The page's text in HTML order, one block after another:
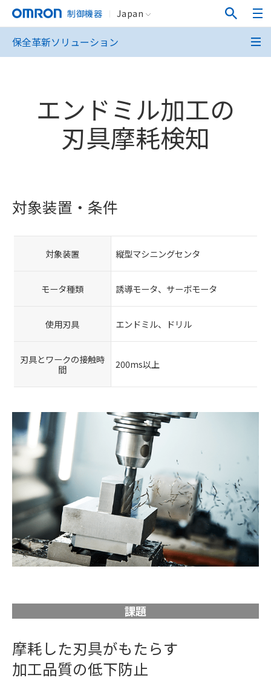
制御機器 Japan
保全革新ソリューション
エンドミル加工の
刃具摩耗検知
対象装置・条件
対象装置 縦型マシニングセンタ
モータ種類 誘導モータ、サーボモータ
使用刃具 エンドミル、ドリル
刃具とワークの接触時
間
200ms以上
課題
摩耗した刃具がもたらす
加工品質の低下防止